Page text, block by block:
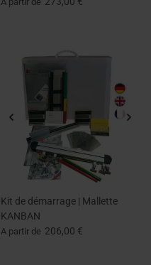
Kit de démarrage | Mallette
KANBAN
A partir de 206,00 €